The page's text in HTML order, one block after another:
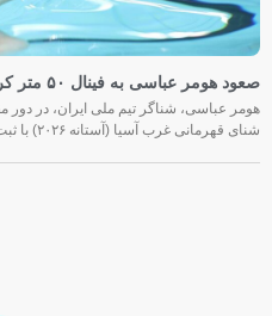
صعود هومر عباسی به فینال ۵۰ متر کرال پشت مسابقات غرب آسیا
شنای قهرمانی غرب آسیا (آستانه ۲۰۲۶) با ثبت زمان ۲۵.۶۷ ثانیه در جایگاه نخست قرار